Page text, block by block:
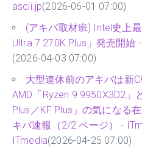
ascii.jp(2026-06-01 07:00)
(アキバ取材班) Intel史上
Ultra 7 270K Plus」発売開始
(2026-04-03 07:00)
大型連休前のアキバは新
AMD「Ryzen 9 9950X3D2」
Plus／KF Plus」の気になる
キバ速報（2/2 ページ） -
ITmedia(2026-04-25 07:00)